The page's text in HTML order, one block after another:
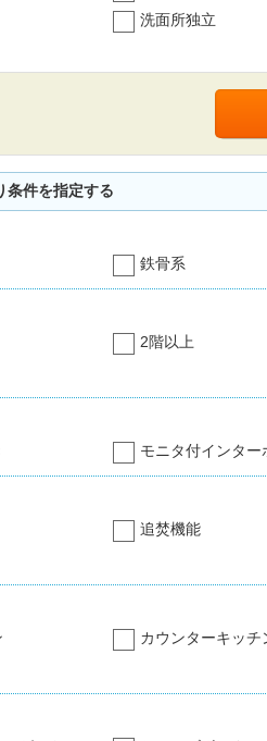
洗面所独立
条件を指定する
鉄骨系
2階以上
モニタ付インター
追焚機能
カウンターキッチ